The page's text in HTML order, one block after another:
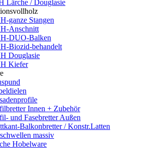
Lärche / Douglasie
ganze Stangen
Anschnitt
DUO-Balken
Biozid-behandelt
Douglasie
Kiefer
Innen + Zubehör
und Fasebretter Außen
Balkonbretter / Konstr.Latten
massiv
Hobelware